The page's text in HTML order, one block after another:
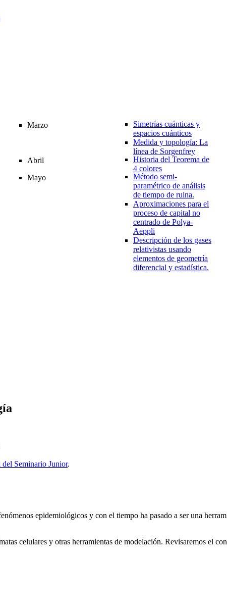
Marzo
Simetrías cuánticas y
espacios cuánticos
Medida y topología: La
línea de Sorgenfrey
Abril
Historia del Teorema de
4 colores
Mayo
Método semi-
paramétrico de análisis
de tiempo de ruina.
Aproximaciones para el
proceso de capital no
centrado de Polya-
Aeppli
Descripción de los gases
relativistas usando
elementos de geometría
diferencial y estadística.
Seminario Junior.
epidemiológicos y con el tiempo ha pasado a ser una
celulares y otras herramientas de modelación. Revisaremos el